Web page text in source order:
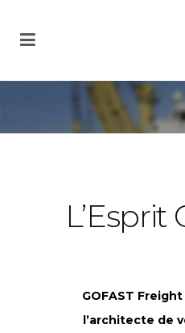
L’Esprit
GOFAST
l’architecte de